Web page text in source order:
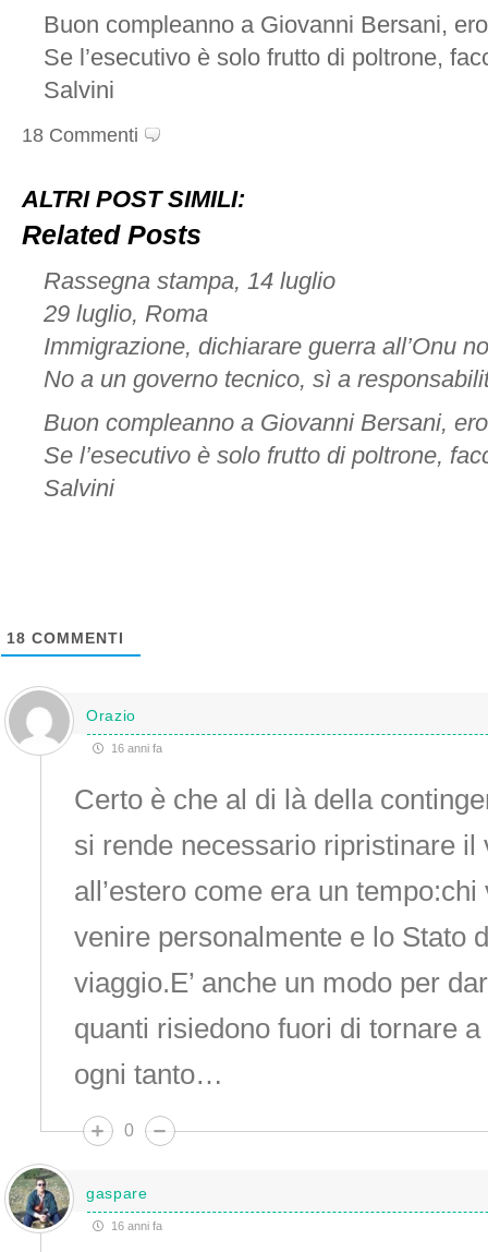
Buon compleanno a Giovanni Bersani,
Se l’esecutivo è solo frutto di poltrone,
Salvini
18 Commenti
ALTRI POST SIMILI:
Related Posts
Rassegna stampa, 14 luglio
29 luglio, Roma
Immigrazione, dichiarare guerra all’Onu
No a un governo tecnico, sì a
Buon compleanno a Giovanni Bersani,
Se l’esecutivo è solo frutto di poltrone,
Salvini
18 COMMENTI
Orazio
16 anni fa
Certo è che al di là della
si rende necessario ripristinare il
all’estero come era un
venire personalmente e lo Stato
viaggio.E’ anche un modo per
quanti risiedono fuori di tornare
ogni tanto…
0
gaspare
16 anni fa